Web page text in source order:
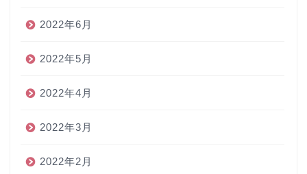
2022年6月
2022年5月
2022年4月
2022年3月
2022年2月